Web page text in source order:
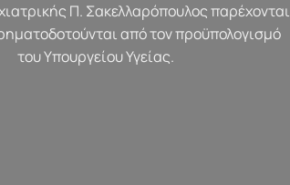
Π. Σακελλαρόπουλος παρέχονται
από τον προϋπολογισμό
του Υπουργείου Υγείας.